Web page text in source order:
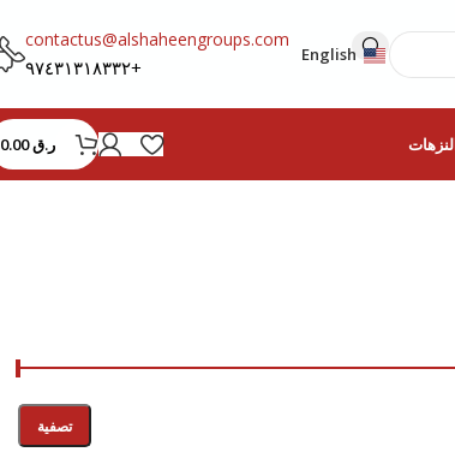
English
contactus@alshaheengroups.com
+٩٧٤٣١٣١٨٣٣٢
ر.ق0.00
تصفية